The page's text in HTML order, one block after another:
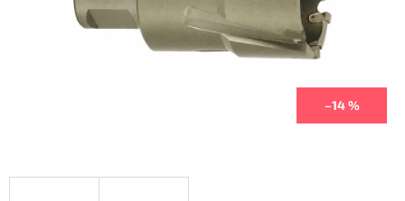
–14 %